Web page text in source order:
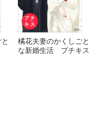
橘花夫妻のかくしごと
な新婚生活 プチキス